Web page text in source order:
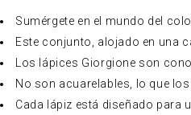
Sumérgete en el mundo del
Este conjunto, alojado en una
Los lápices Giorgione son
No son acuarelables, lo que
Cada lápiz está diseñado para